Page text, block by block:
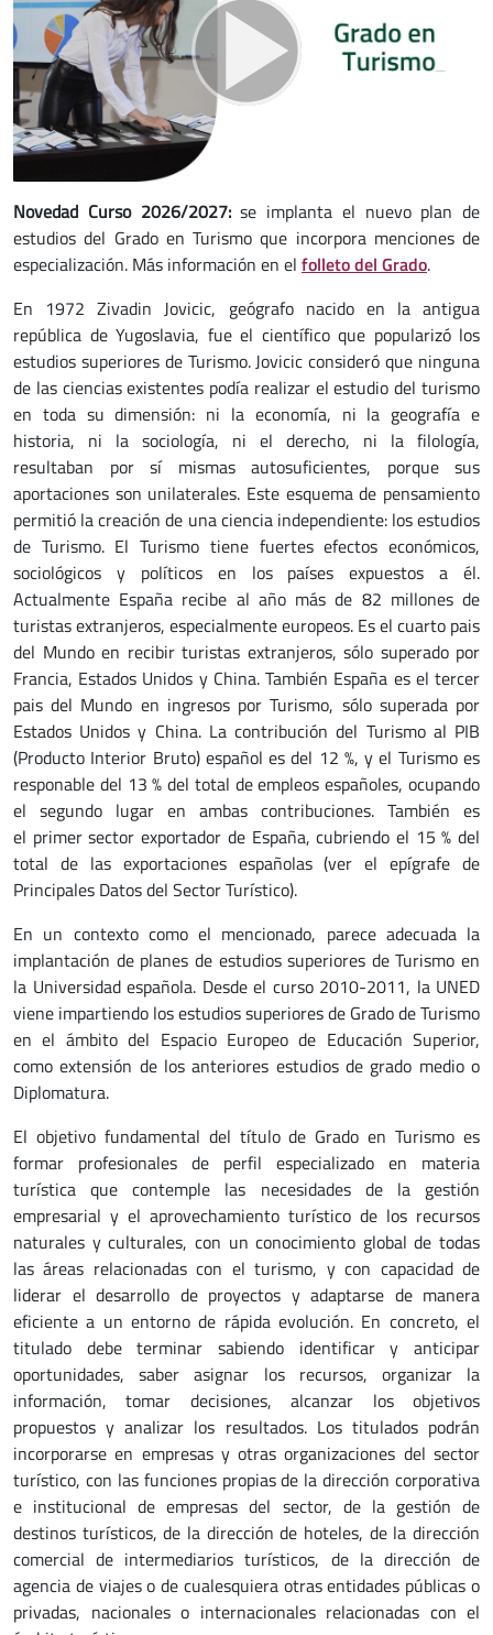
Novedad Curso 2026/2027:se implanta el nuevo plan de
estudios del Grado en Turismo que incorpora menciones de
especialización. Más información en el folleto del Grado.
En 1972 Zivadin Jovicic, geógrafo nacido en la antigua
república de Yugoslavia, fue el científico que popularizó los
estudios superiores de Turismo. Jovicic consideró que ninguna
de las ciencias existentes podía realizar el estudio del turismo
en toda su dimensión: ni la economía, ni la geografía e
historia, ni la sociología, ni el derecho, ni la filología,
resultaban por sí mismas autosuficientes, porque sus
aportaciones son unilaterales. Este esquema de pensamiento
permitió la creación de una ciencia independiente: los estudios
de Turismo. El Turismo tiene fuertes efectos económicos,
sociológicos y políticos en los países expuestos a él.
Actualmente España recibe al año más de 82 millones de
turistas extranjeros, especialmente europeos. Es el cuarto pais
del Mundo en recibir turistas extranjeros, sólo superado por
Francia, Estados Unidos y China. También España es el tercer
pais del Mundo en ingresos por Turismo, sólo superada por
Estados Unidos y China. La contribución del Turismo al PIB
(Producto Interior Bruto) español es del 12 %, y el Turismo es
responable del 13 % del total de empleos españoles, ocupando
el segundo lugar en ambas contribuciones. También es
el primer sector exportador de España, cubriendo el 15 % del
total de las exportaciones españolas (ver el epígrafe de
Principales Datos del Sector Turístico).
En un contexto como el mencionado, parece adecuada la
implantación de planes de estudios superiores de Turismo en
la Universidad española. Desde el curso 2010-2011, la UNED
viene impartiendo los estudios superiores de Grado de Turismo
en el ámbito del Espacio Europeo de Educación Superior,
como extensión de los anteriores estudios de grado medio o
Diplomatura.
El objetivo fundamental del título de Grado en Turismo es
formar profesionales de perfil especializado en materia
turística que contemple las necesidades de la gestión
empresarial y el aprovechamiento turístico de los recursos
naturales y culturales, con un conocimiento global de todas
las áreas relacionadas con el turismo, y con capacidad de
liderar el desarrollo de proyectos y adaptarse de manera
eficiente a un entorno de rápida evolución. En concreto, el
titulado debe terminar sabiendo identificar y anticipar
oportunidades, saber asignar los recursos, organizar la
información, tomar decisiones, alcanzar los objetivos
propuestos y analizar los resultados. Los titulados podrán
incorporarse en empresas y otras organizaciones del sector
turístico, con las funciones propias de la dirección corporativa
e institucional de empresas del sector, de la gestión de
destinos turísticos, de la dirección de hoteles, de la dirección
comercial de intermediarios turísticos, de la dirección de
agencia de viajes o de cualesquiera otras entidades públicas o
privadas, nacionales o internacionales relacionadas con el